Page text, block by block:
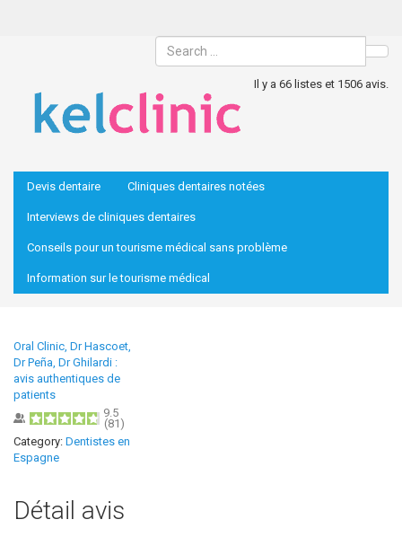
Il y a 66 listes et 1506 avis.
Devis dentaire Cliniques dentaires notées
Interviews de cliniques dentaires
Conseils pour un tourisme médical sans problème
Information sur le tourisme médical
Oral Clinic, Dr Hascoet,
Dr Peña, Dr Ghilardi :
avis authentiques de
patients
9.5
(81 )
Category: Dentistes en
Espagne
Détail avis